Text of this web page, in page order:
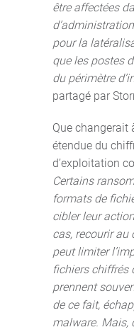
être affectées
pour la
que les postes
du périmètre
partagé par
Que changerait
étendue du
d’exploitation
Certains
formats de
cibler leur
cas, recourir au
peut limiter
fichiers chiffrés
prennent
de ce fait,
malware. Mais,